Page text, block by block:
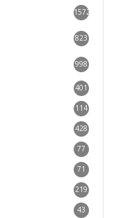
1572
823
998
401
114
428
77
71
219
43